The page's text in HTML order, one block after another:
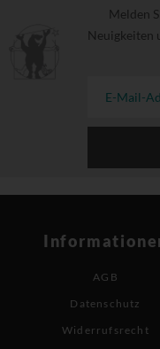
Melden
Neuigkeiten
AGB
Datenschutz
Widerrufsrecht